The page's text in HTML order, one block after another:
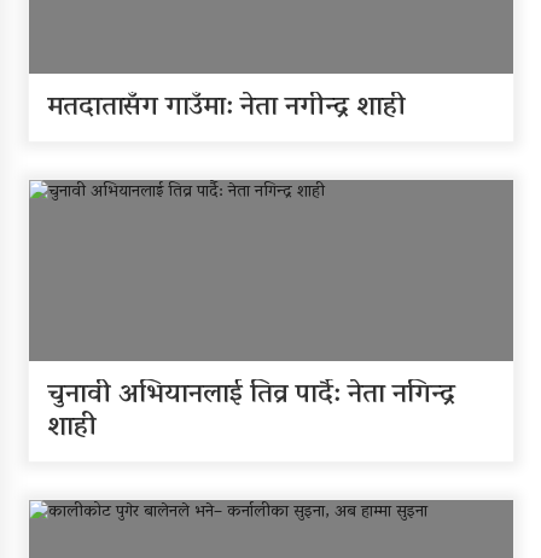
मतदातासँग गाउँमा: नेता नगीन्द्र शाही
चुनावी अभियानलाई तिव्र पार्दै: नेता नगिन्द्र
शाही